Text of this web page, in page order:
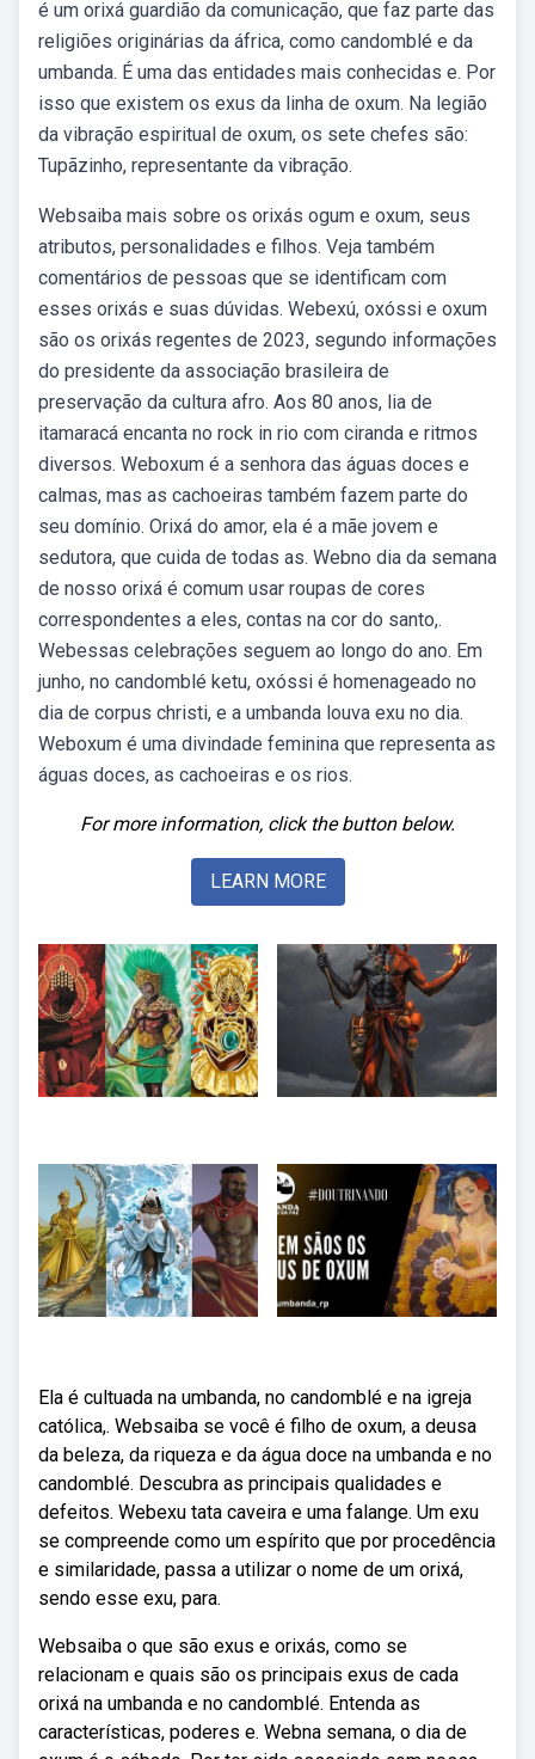
é um orixá guardião da comunicação, que faz parte das
religiões originárias da áfrica, como candomblé e da
umbanda. É uma das entidades mais conhecidas e. Por
isso que existem os exus da linha de oxum. Na legião
da vibração espiritual de oxum, os sete chefes são:
Tupãzinho, representante da vibração.
Websaiba mais sobre os orixás ogum e oxum, seus
atributos, personalidades e filhos. Veja também
comentários de pessoas que se identificam com
esses orixás e suas dúvidas. Webexú, oxóssi e oxum
são os orixás regentes de 2023, segundo informações
do presidente da associação brasileira de
preservação da cultura afro. Aos 80 anos, lia de
itamaracá encanta no rock in rio com ciranda e ritmos
diversos. Weboxum é a senhora das águas doces e
calmas, mas as cachoeiras também fazem parte do
seu domínio. Orixá do amor, ela é a mãe jovem e
sedutora, que cuida de todas as. Webno dia da semana
de nosso orixá é comum usar roupas de cores
correspondentes a eles, contas na cor do santo,.
Webessas celebrações seguem ao longo do ano. Em
junho, no candomblé ketu, oxóssi é homenageado no
dia de corpus christi, e a umbanda louva exu no dia.
Weboxum é uma divindade feminina que representa as
águas doces, as cachoeiras e os rios.
For more information, click the button below.
LEARN MORE
Ela é cultuada na umbanda, no candomblé e na igreja
católica,. Websaiba se você é filho de oxum, a deusa
da beleza, da riqueza e da água doce na umbanda e no
candomblé. Descubra as principais qualidades e
defeitos. Webexu tata caveira e uma falange. Um exu
se compreende como um espírito que por procedência
e similaridade, passa a utilizar o nome de um orixá,
sendo esse exu, para.
Websaiba o que são exus e orixás, como se
relacionam e quais são os principais exus de cada
orixá na umbanda e no candomblé. Entenda as
características, poderes e. Webna semana, o dia de